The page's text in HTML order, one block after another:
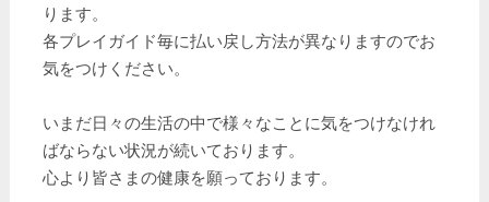
ります。
各プレイガイド毎に払い戻し方法が異なりますのでお
気をつけください。
いまだ日々の生活の中で様々なことに気をつけなけれ
ばならない状況が続いております。
心より皆さまの健康を願っております。